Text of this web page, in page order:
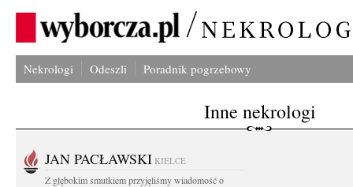
Nekrologi Odeszli Poradnik pogrzebowy
Inne nekrologi
JAN PACŁAWSKI KIELCE
Z głębokim smutkiem przyjęliśmy wiadomość o